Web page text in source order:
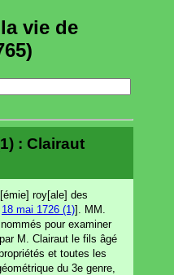
vie de
: Clairaut
roy[ale] des
18 mai 1726 (1)]. MM.
pour examiner
M. Clairaut le fils âgé
et toutes les
du 3e genre,